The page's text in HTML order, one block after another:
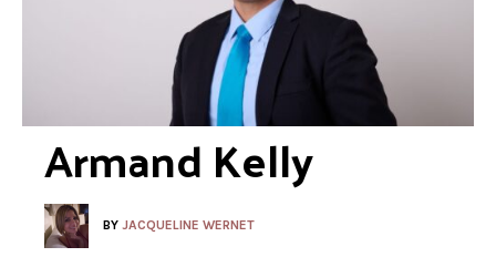
Armand Kelly
BY JACQUELINE WERNET